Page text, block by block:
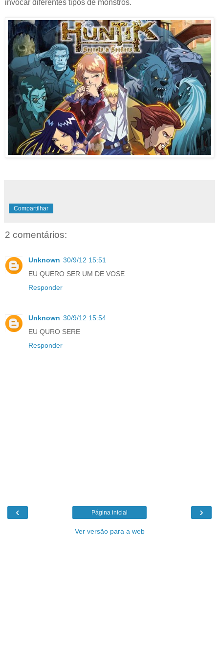
invocar diferentes tipos de monstros.
Compartilhar
2 comentários:
Unknown 30/9/12 15:51
EU QUERO SER UM DE VOSE
Responder
Unknown 30/9/12 15:54
EU QURO SERE
Responder
‹ ›
Página inicial
Ver versão para a web